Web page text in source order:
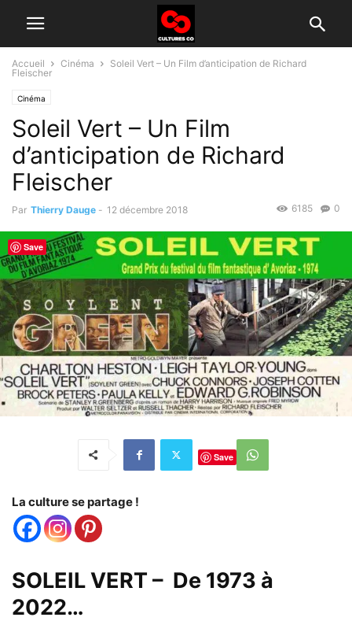
Accueil Cinéma
Soleil Vert – Un Film d’anticipation de Richard
Fleischer
Cinéma
Soleil Vert – Un Film
d’anticipation de Richard
Fleischer
Par Thierry Dauge - 12 décembre 2018 0
6185
Save
La culture se partage !
SOLEIL VERT – De 1973 à
2022…
Save